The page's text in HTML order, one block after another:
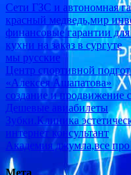
Сети ГЗС и автономная
красный медведь,мир
финансовые гарантии
кухни на заказ в сургуте
мы русские
Центр спортивной
«Алексея Ашапатова»
создание и продвижение
Дешевые авиабилеты
Зубки.Клиника
интернет консультант
Академия джумла,все